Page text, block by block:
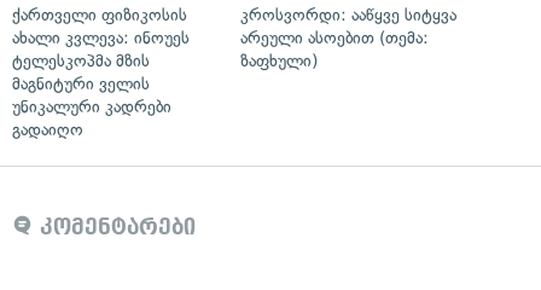
ქართველი ფიზიკოსის
ახალი კვლევა: ინოუეს
ტელესკოპმა მზის
მაგნიტური ველის
უნიკალური კადრები
გადაიღო
კროსვორდი: ააწყვე სიტყვა
არეული ასოებით (თემა:
ზაფხული)
კომენტარები